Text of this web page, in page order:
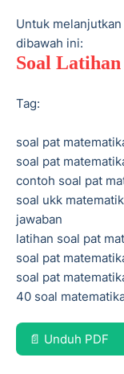
Untuk
dibawah ini:
Soal
Tag:
soal pat
soal pat
contoh soal pat
soal ukk
jawaban
latihan soal pat
soal pat
soal pat
40 soal
📄 Unduh PDF